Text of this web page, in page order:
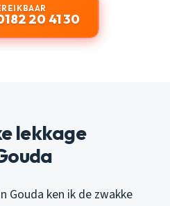
20 41 30
lekkage
Gouda ken ik de zwakke